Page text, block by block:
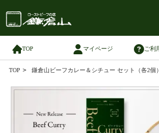
TOP マイページ ご利
TOP > 鎌倉山ビーフカレー＆シチュー セット（各2個